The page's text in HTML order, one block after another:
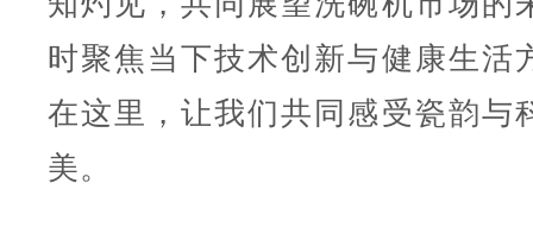
时聚焦当下技术创新与健康生活
在这里，让我们共同感受瓷韵与
美。